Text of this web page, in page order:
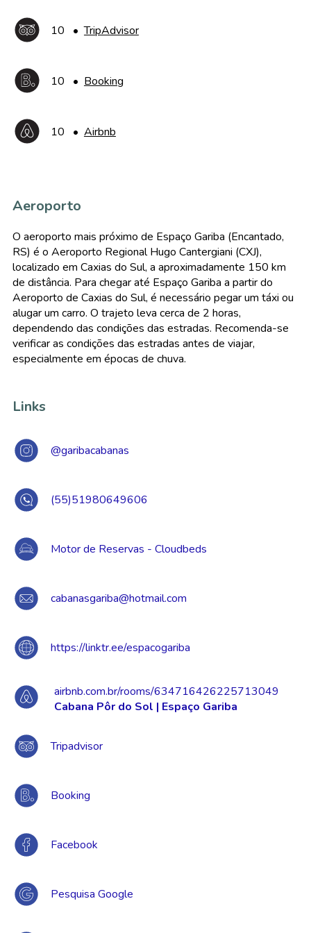
10 •TripAdvisor
10 • Booking
10 • Airbnb
Aeroporto
O aeroporto mais próximo de Espaço Gariba (Encantado,
RS) é o Aeroporto Regional Hugo Cantergiani (CXJ),
localizado em Caxias do Sul, a aproximadamente 150 km
de distância. Para chegar até Espaço Gariba a partir do
Aeroporto de Caxias do Sul, é necessário pegar um táxi ou
alugar um carro. O trajeto leva cerca de 2 horas,
dependendo das condições das estradas. Recomenda-se
verificar as condições das estradas antes de viajar,
especialmente em épocas de chuva.
Links
@garibacabanas
(55)51980649606
Motor de Reservas - Cloudbeds
cabanasgariba@hotmail.com
https://linktr.ee/espacogariba
airbnb.com.br/rooms/634716426225713049
Cabana Pôr do Sol | Espaço Gariba
Tripadvisor
Booking
Facebook
Pesquisa Google